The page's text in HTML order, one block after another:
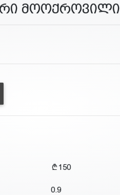
მოოქროვილი
150
0.9